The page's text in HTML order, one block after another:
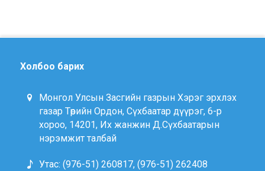
Холбоо барих
Монгол Улсын Засгийн газрын Хэрэг эрхлэх
газар Төрийн Ордон, Сүхбаатар дүүрэг, 6-р
хороо, 14201, Их жанжин Д.Сүхбаатарын
нэрэмжит талбай
Утас: (976-51) 260817, (976-51) 262408